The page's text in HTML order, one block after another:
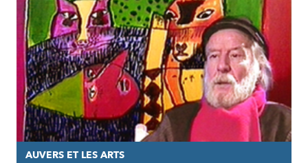
AUVERS ET LES ARTS